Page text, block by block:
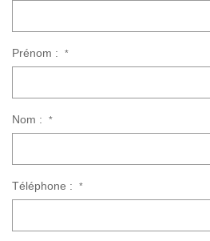
Prénom : *
Nom : *
Téléphone : *